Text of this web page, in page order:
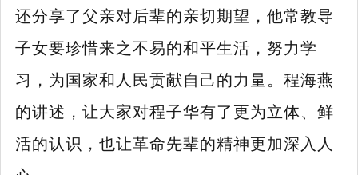
还分享了父亲对后辈的亲切期望，他常教导
子女要珍惜来之不易的和平生活，努力学
习，为国家和人民贡献自己的力量。程海燕
的讲述，让大家对程子华有了更为立体、鲜
活的认识，也让革命先辈的精神更加深入人